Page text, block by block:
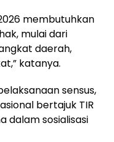
membutuhkan
mulai dari
daerah,
katanya.
sensus,
bertajuk TIR
dalam sosialisasi